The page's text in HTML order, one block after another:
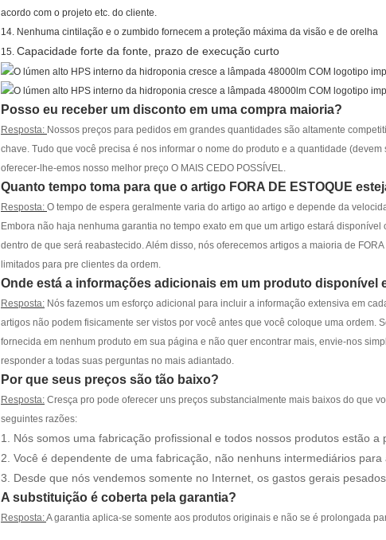
acordo com o projeto etc. do cliente.
14. Nenhuma cintilação e o zumbido fornecem a proteção máxima da visão e de orelha
15. Capacidade forte da fonte, prazo de execução curto
Posso eu receber um disconto em uma compra maioria?
Resposta: Nossos preços para pedidos em grandes quantidades são altamente
chave. Tudo que você precisa é nos informar o nome do produto e a quantidade (devem
oferecer-lhe-emos nosso melhor preço O MAIS CEDO POSSÍVEL.
Quanto tempo toma para que o artigo FORA DE ESTOQUE
Resposta: O tempo de espera geralmente varia do artigo ao artigo e depende da
Embora não haja nenhuma garantia no tempo exato em que um artigo estará
dentro de que será reabastecido. Além disso, nós oferecemos artigos a maioria de
limitados para pre clientes da ordem.
Onde está a informações adicionais em um produto disponível
Resposta: Nós fazemos um esforço adicional para incluir a informação extensiva em
artigos não podem fisicamente ser vistos por você antes que você coloque uma ordem.
fornecida em nenhum produto em sua página e não quer encontrar mais, envie-nos
responder a todas suas perguntas no mais adiantado.
Por que seus preços são tão baixo?
Resposta: Cresça pro pode oferecer uns preços substancialmente mais baixos do que
seguintes razões:
1. Nós somos uma fabricação profissional e todos nossos produtos estão a
2. Você é dependente de uma fabricação, não nenhuns intermediários
3. Desde que nós vendemos somente no Internet, os gastos gerais
A substituição é coberta pela garantia?
Resposta:A garantia aplica-se somente aos produtos originais e não se é prolongada